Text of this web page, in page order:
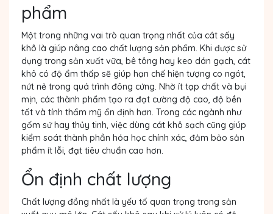
phẩm
Một trong những vai trò quan trọng nhất của cát sấy
khô là giúp nâng cao chất lượng sản phẩm. Khi được sử
dụng trong sản xuất vữa, bê tông hay keo dán gạch, cát
khô có độ ẩm thấp sẽ giúp hạn chế hiện tượng co ngót,
nứt nẻ trong quá trình đông cứng. Nhờ ít tạp chất và bụi
mịn, các thành phẩm tạo ra đạt cường độ cao, độ bền
tốt và tính thẩm mỹ ổn định hơn. Trong các ngành như
gốm sứ hay thủy tinh, việc dùng cát khô sạch cũng giúp
kiểm soát thành phần hóa học chính xác, đảm bảo sản
phẩm ít lỗi, đạt tiêu chuẩn cao hơn.
Ổn định chất lượng
Chất lượng đồng nhất là yếu tố quan trọng trong sản